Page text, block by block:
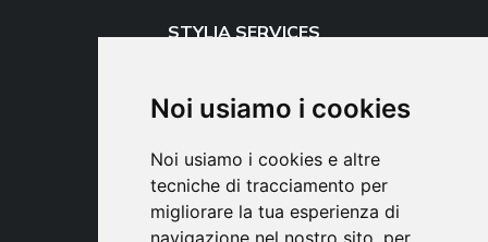
Noi usiamo i cookies
Noi usiamo i cookies e altre
tecniche di tracciamento per
migliorare la tua esperienza di
navigazione nel nostro sito, per
STYLIA SERVICES
TAYLOR MADE ORDERS
DROPSHIPPING
UTENTE
REGISTRATI
ACCEDI